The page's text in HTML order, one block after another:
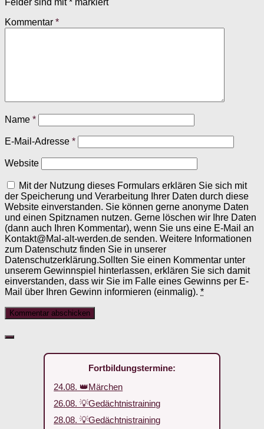
Felder sind mit* markiert
Kommentar *
Name *
E-Mail-Adresse *
Website
Mit der Nutzung dieses Formulars erklären Sie sich mit
der Speicherung und Verarbeitung Ihrer Daten durch diese
Website einverstanden. Sie können gerne anonyme Daten
und einen Spitznamen nutzen. Gerne löschen wir Ihre Daten
(dann auch Ihren Kommentar), wenn Sie uns eine E-Mail an
Kontakt@Mal-alt-werden.de senden. Weitere Informationen
zum Datenschutz finden Sie in unserer
Datenschutzerklärung.Sollten Sie einen Kommentar unter
unserem Gewinnspiel hinterlassen, erklären Sie sich damit
einverstanden, dass wir Sie im Falle eines Gewinns per E-
Mail über Ihren Gewinn informieren (einmalig). *
Fortbildungstermine:
24.08. 👑Märchen
26.08. 💡Gedächtnistraining
28.08. 💡Gedächtnistraining